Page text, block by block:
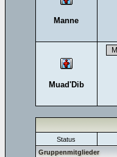
Manne
Muad'Dib
Status
Gruppenmitglieder